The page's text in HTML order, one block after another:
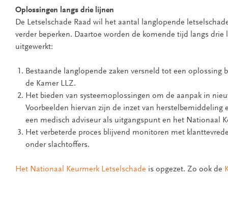
Oplossingen langs drie lijnen
De Letselschade Raad wil het aantal langlopende
verder beperken. Daartoe worden de komende tijd langs drie
uitgewerkt:
Bestaande langlopende zaken versneld tot een oplossing
de Kamer LLZ.
Het bieden van systeemoplossingen om de aanpak in
Voorbeelden hiervan zijn de inzet van herstelbemiddeling
een medisch adviseur als uitgangspunt en het Nationaal
Het verbeterde proces blijvend monitoren met
onder slachtoffers.
Het Nationaal Keurmerk Letselschade is opgezet. Zo ook de